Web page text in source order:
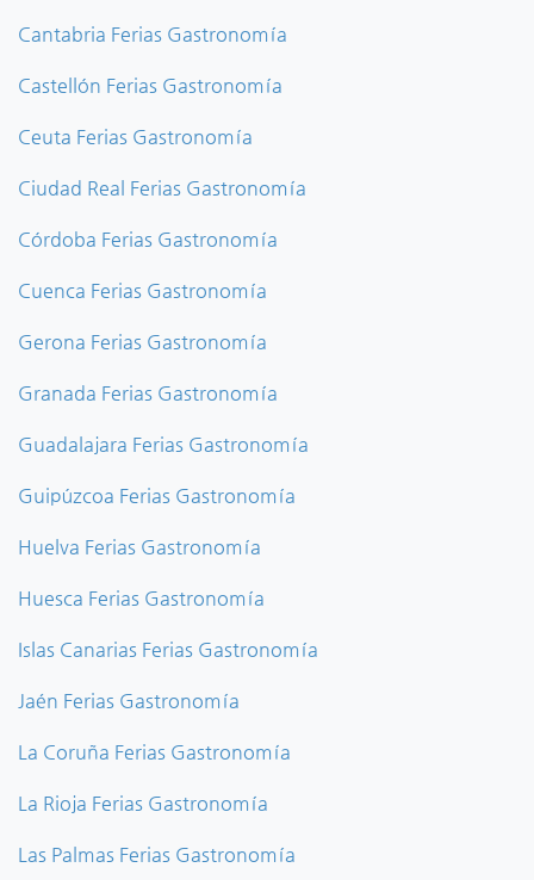
Cantabria Ferias Gastronomía
Castellón Ferias Gastronomía
Ceuta Ferias Gastronomía
Ciudad Real Ferias Gastronomía
Córdoba Ferias Gastronomía
Cuenca Ferias Gastronomía
Gerona Ferias Gastronomía
Granada Ferias Gastronomía
Guadalajara Ferias Gastronomía
Guipúzcoa Ferias Gastronomía
Huelva Ferias Gastronomía
Huesca Ferias Gastronomía
Islas Canarias Ferias Gastronomía
Jaén Ferias Gastronomía
La Coruña Ferias Gastronomía
La Rioja Ferias Gastronomía
Las Palmas Ferias Gastronomía